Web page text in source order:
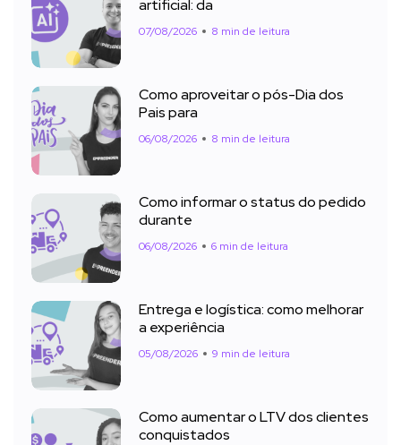
artificial: da
07/08/2026 8 min de leitura
Como aproveitar o pós-Dia dos
Pais para
06/08/2026 8 min de leitura
Como informar o status do pedido
durante
06/08/2026 6 min de leitura
Entrega e logística: como melhorar
a experiência
05/08/2026 9 min de leitura
Como aumentar o LTV dos clientes
conquistados